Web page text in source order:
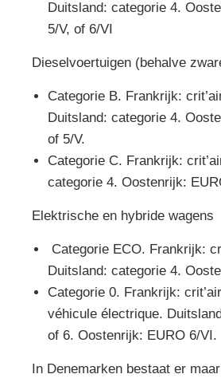
Duitsland: categorie 4.
5/V, of 6/VI
Dieselvoertuigen (behalve
Categorie B. Frankrijk:
Duitsland: categorie 4.
of 5/V.
Categorie C. Frankrijk:
categorie 4. Oostenrijk:
Elektrische en hybride wagens
Categorie ECO. Frankrijk:
Duitsland: categorie 4.
Categorie 0. Frankrijk:
véhicule électrique.
of 6. Oostenrijk: EURO 6/VI.
In Denemarken bestaat er